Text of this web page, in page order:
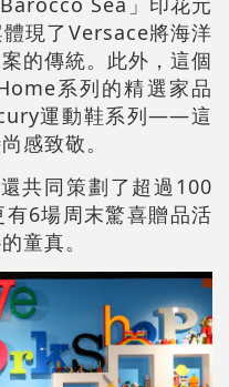
現了Versace將海洋
的傳統。此外，這個
系列的精選家品
運動鞋系列——這
感致敬。
共同策劃了超過100
6場周末驚喜贈品活
童真。